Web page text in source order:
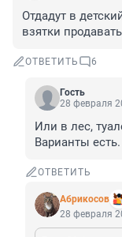
Отдадут в
взятки
ОТВЕТИТЬ 6
Гость
28 февраля
Или в лес,
Варианты есть.
ОТВЕТИТЬ
Абрикосов
28 февраля